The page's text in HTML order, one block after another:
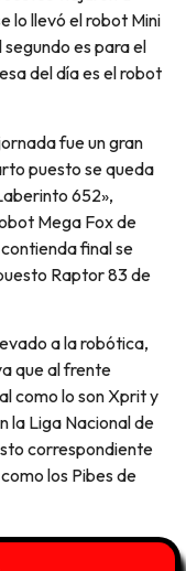
lo llevó el robot Mini
es para el
del día es el robot
fue un gran
puesto se queda
652»,
Mega Fox de
final se
Raptor 83 de
a la robótica,
que al frente
como lo son Xprit y
la Liga Nacional de
correspondiente
los Pibes de